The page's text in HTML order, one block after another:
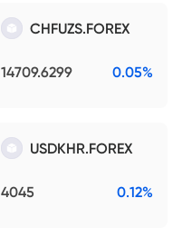
CHFUZS.FOREX
14709.6299 0.05%
USDKHR.FOREX
4045 0.12%